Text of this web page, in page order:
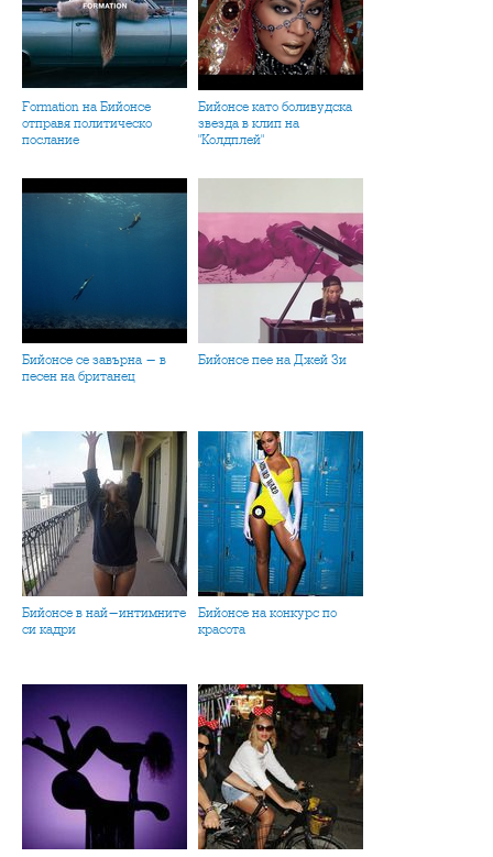
Formation на Бийонсе
отправя политическо
послание
Бийонсе като боливудска
звезда в клип на
"Колдплей"
Бийонсе се завърна - в
песен на британец
Бийонсе пее на Джей Зи
Бийонсе в най-интимните
си кадри
Бийонсе на конкурс по
красота